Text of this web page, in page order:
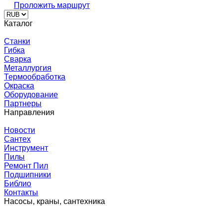
Проложить маршрут
Каталог
Станки
Гибка
Сварка
Металлургия
Термообработка
Окраска
Оборудование
Партнеры
Направления
Новости
Сантех
Инструмент
Пилы
Ремонт Пил
Подшипники
Библио
Контакты
Насосы, краны, сантехника